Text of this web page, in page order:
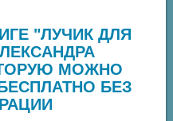
"ЛУЧИК ДЛЯ
МОЖНО
БЕЗ